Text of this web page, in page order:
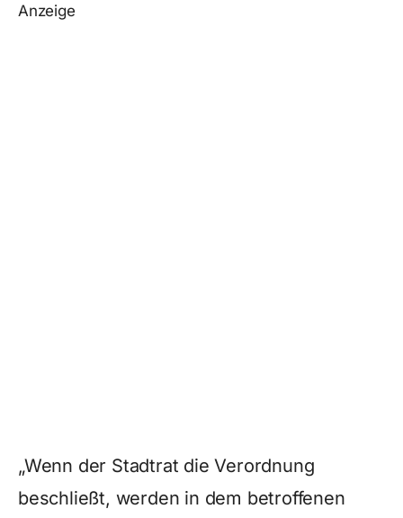
Anzeige
„Wenn der Stadtrat die Verordnung
beschließt, werden in dem betroffenen